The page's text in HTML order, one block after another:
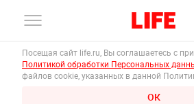
Посещая сайт life.ru, Вы соглашаетесь с
Политикой обработки Персональных
файлов cookie, указанных в данной
ОК